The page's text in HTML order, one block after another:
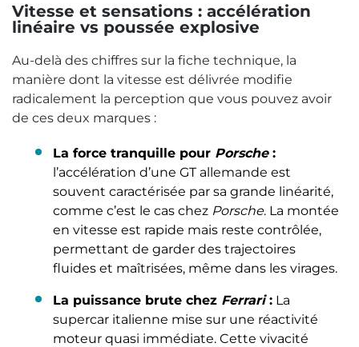
Vitesse et sensations : accélération
linéaire vs poussée explosive
Au-delà des chiffres sur la fiche technique, la
manière dont la vitesse est délivrée modifie
radicalement la perception que vous pouvez avoir
de ces deux marques :
La force tranquille pour Porsche:
l’accélération d’une GT allemande est
souvent caractérisée par sa grande linéarité,
comme c’est le cas chez Porsche. La montée
en vitesse est rapide mais reste contrôlée,
permettant de garder des trajectoires
fluides et maîtrisées, même dans les virages.
La puissance brute chez Ferrari: La
supercar italienne mise sur une réactivité
moteur quasi immédiate. Cette vivacité